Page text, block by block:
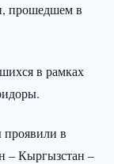
прошедшем в
в рамках
проявили в
– Кыргызстан –